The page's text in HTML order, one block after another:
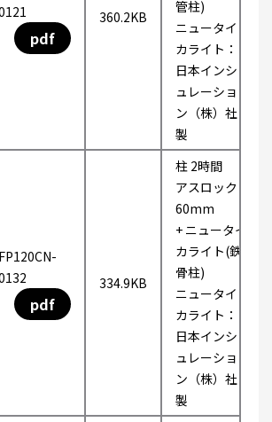
pdf
360.2KB
管柱)
ニュータイ
カライト：
日本インシ
ュレーショ
ン（株）社
製
FP120CN-
pdf
334.9KB
柱 2時間
アスロック
60mm
+ ニュータイ
カライト(鉄
骨柱)
ニュータイ
カライト：
日本インシ
ュレーショ
ン（株）社
製